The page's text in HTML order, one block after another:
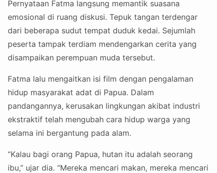
Pernyataan Fatma langsung memantik suasana
emosional di ruang diskusi. Tepuk tangan terdengar
dari beberapa sudut tempat duduk kedai. Sejumlah
peserta tampak terdiam mendengarkan cerita yang
disampaikan perempuan muda tersebut.
Fatma lalu mengaitkan isi film dengan pengalaman
hidup masyarakat adat di Papua. Dalam
pandangannya, kerusakan lingkungan akibat industri
ekstraktif telah mengubah cara hidup warga yang
selama ini bergantung pada alam.
“Kalau bagi orang Papua, hutan itu adalah seorang
ibu,” ujar dia. “Mereka mencari makan, mereka mencari